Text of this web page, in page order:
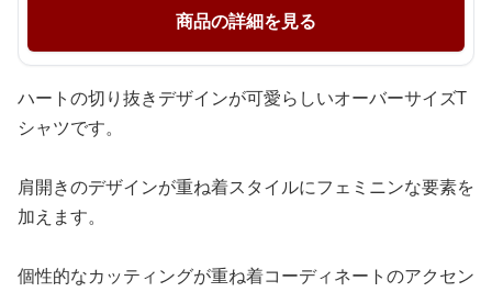
商品の詳細を見る
ハートの切り抜きデザインが可愛らしいオーバーサイズT
シャツです。
肩開きのデザインが重ね着スタイルにフェミニンな要素を
加えます。
個性的なカッティングが重ね着コーディネートのアクセン